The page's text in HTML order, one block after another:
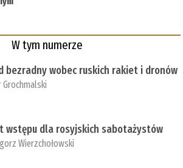
W tym numerze
bezradny wobec ruskich rakiet i dronów
wstępu dla rosyjskich sabotażystów
Wierzchołowski